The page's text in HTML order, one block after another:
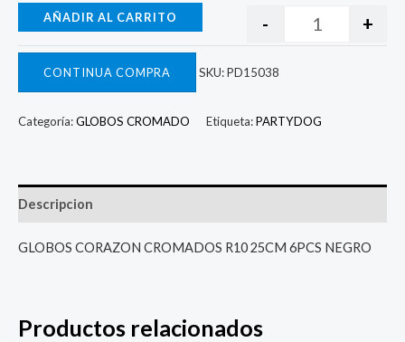
- +
AÑADIR AL CARRITO
CONTINUA COMPRA SKU:PD15038
Categoría:GLOBOS CROMADO Etiqueta:PARTYDOG
Descripcion
GLOBOS CORAZON CROMADOS R10 25CM 6PCS NEGRO
Productos relacionados